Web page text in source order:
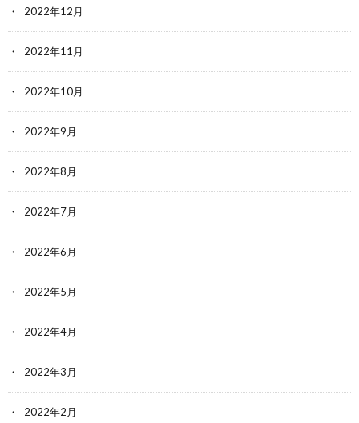
2022年12月
2022年11月
2022年10月
2022年9月
2022年8月
2022年7月
2022年6月
2022年5月
2022年4月
2022年3月
2022年2月